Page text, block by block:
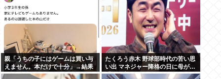
親「うちの子にはゲームは買い与
えません。本だけで十分」→結果
たくろう赤木 野球部時代の苦い思
い出 マネジャー降格の日に母が…
「何も言えなくて」